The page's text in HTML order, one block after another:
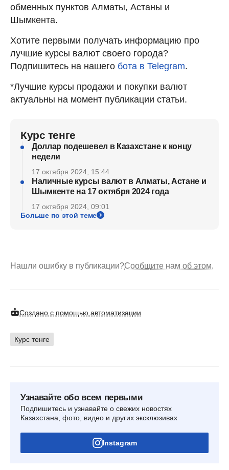
обменных пунктов Алматы, Астаны и
Шымкента.
Хотите первыми получать информацию про
лучшие курсы валют своего города?
Подпишитесь на нашего бота в Telegram.
*Лучшие курсы продажи и покупки валют
актуальны на момент публикации статьи.
Курс тенге
Доллар подешевел в Казахстане к концу
недели
17 октября 2024, 15:44
Наличные курсы валют в Алматы, Астане и
Шымкенте на 17 октября 2024 года
17 октября 2024, 09:01
Больше по этой теме
Нашли ошибку в публикации?Сообщите нам об этом.
Создано с помощью автоматизации
Курс тенге
Узнавайте обо всем первыми
Подпишитесь и узнавайте о свежих новостях
Казахстана, фото, видео и других эксклюзивах
Instagram